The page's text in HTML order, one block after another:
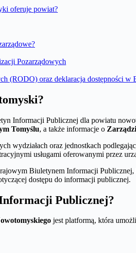
oferuje powiat?
Pozarządowych
(RODO) oraz deklaracja dostępności w
Informacji Publicznej dla powiatu
Tomyślu, a także informacje o
wydziałach oraz jednostkach
usługami oferowanymi przez
Biuletynem Informacji
dostępu do informacji publicznej.
Publicznej?
jest platformą, która